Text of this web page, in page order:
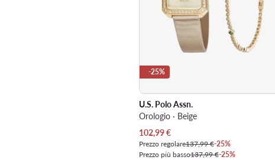
-25%
U.S. Polo Assn.
Orologio · Beige
Prezzo attuale
102,99€
Prezzo regolare137,99 €-25%
Prezzo più basso137,99 €-25%